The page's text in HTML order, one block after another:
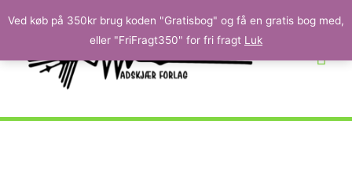
Ved køb på 350kr brug koden "Gratisbog" og få en gratis bog med,
eller "FriFragt350" for fri fragt Luk